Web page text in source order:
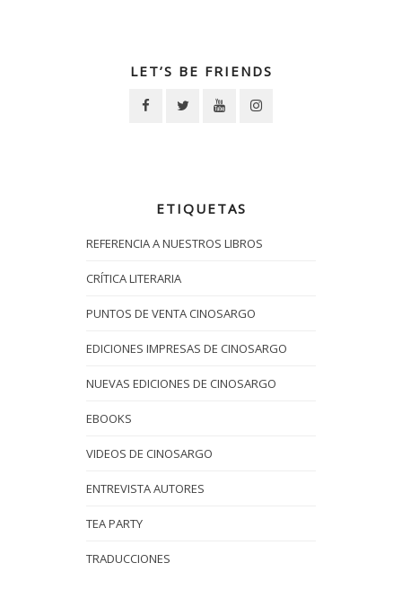
LET’S BE FRIENDS
ETIQUETAS
REFERENCIA A NUESTROS LIBROS
CRÍTICA LITERARIA
PUNTOS DE VENTA CINOSARGO
EDICIONES IMPRESAS DE CINOSARGO
NUEVAS EDICIONES DE CINOSARGO
EBOOKS
VIDEOS DE CINOSARGO
ENTREVISTA AUTORES
TEA PARTY
TRADUCCIONES